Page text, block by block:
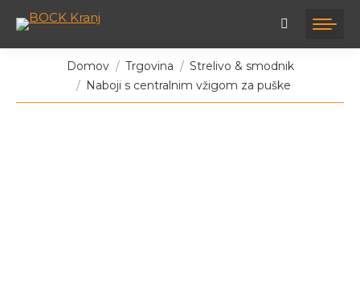
Tukaj ste:Domov Trgovina
Strelivo & smodnik
Naboji s centralnim vžigom za puške